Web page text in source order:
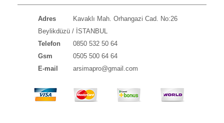
Adres
Kavaklı Mah. Orhangazi Cad. No:26
Beylikdüzü / İSTANBUL
Telefon
0850 532 50 64
Gsm
0505 500 64 64
E-mail
arsimapro@gmail.com